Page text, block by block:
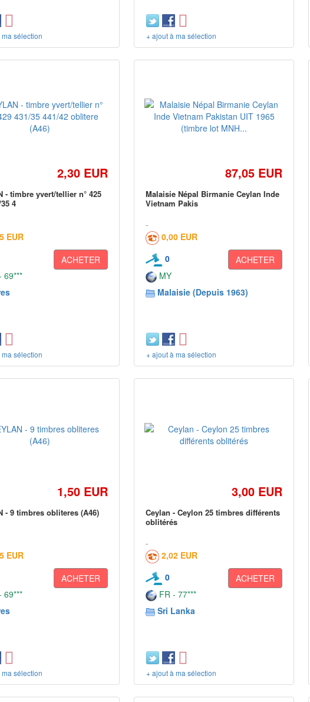
sélection + ajout à ma sélection
2,30 EUR
- timbre yvert/tellier n° 425
4
EUR
ACHETER
sélection
87,05 EUR
Malaisie Népal Birmanie Ceylan Inde
Vietnam Pakis
0,00 EUR
0
ACHETER
MY
Malaisie (Depuis 1963)
+ ajout à ma sélection
1,50 EUR
- 9 timbres obliteres (A46)
EUR
ACHETER
sélection
3,00 EUR
Ceylan - Ceylon 25 timbres différents
oblitérés
2,02 EUR
0
ACHETER
FR - 77***
Sri Lanka
+ ajout à ma sélection